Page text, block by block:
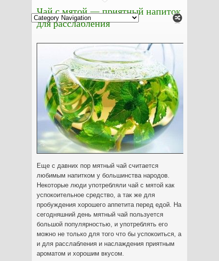
Чай с мятой — приятный напиток
для расслабления
Еще с давних пор мятный чай считается
любимым напитком у большинства народов.
Некоторые люди употребляли чай с мятой как
успокоительное средство, а так же для
пробуждения хорошего аппетита перед едой. На
сегодняшний день мятный чай пользуется
большой популярностью, и употреблять его
можно не только для того что бы успокоиться, а
и для расслабления и наслаждения приятным
ароматом и хорошим вкусом.